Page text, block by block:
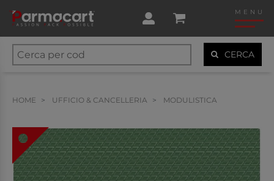
MENU
CERCA
HOME UFFICIO & CANCELLERIA MODULISTICA